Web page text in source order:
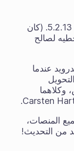
إطلاق إصدار إصلاح علل جديد، كريتا 5.2.13. (كان
لصالح
عندما
المنصات،
من التحديث!